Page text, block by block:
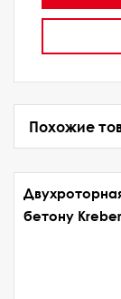
Похожие
бетону